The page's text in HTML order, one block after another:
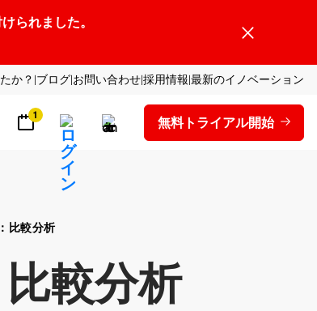
られました。
か？ ブログ お問い合わせ採用情報 最新のイノベーション
1 無料トライアル開始
比較分析
較分析